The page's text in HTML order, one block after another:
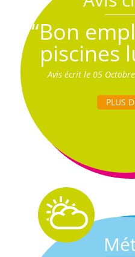
“Bon
piscines
Avis écrit le 05
PLUS